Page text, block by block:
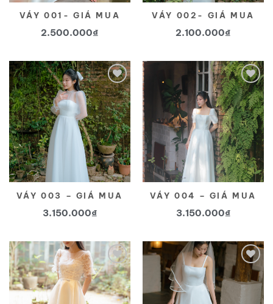
VÁY 001- GIÁ MUA
2.500.000₫
VÁY 002- GIÁ MUA
2.100.000₫
Yêu
thích
VÁY 003 – GIÁ MUA
3.150.000₫
Yêu
thích
VÁY 004 – GIÁ MUA
3.150.000₫
Yêu
thích
Yêu
thích